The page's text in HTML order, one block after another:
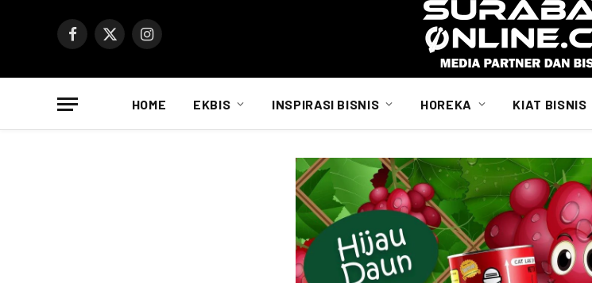
Facebook
X
Instagram
HOME EKBIS INSPIRASI BISNIS HOREKA KIAT BISNIS